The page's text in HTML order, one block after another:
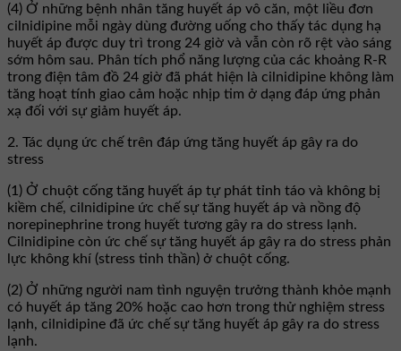
(4) Ở những bệnh nhân tăng huyết áp vô căn, một liều đơn
cilnidipine mỗi ngày dùng đường uống cho thấy tác dụng hạ
huyết áp được duy trì trong 24 giờ và vẫn còn rõ rệt vào sáng
sớm hôm sau. Phân tích phổ năng lượng của các khoảng R-R
trong điện tâm đồ 24 giờ đã phát hiện là cilnidipine không làm
tăng hoạt tính giao cảm hoặc nhịp tim ở dạng đáp ứng phản
xạ đối với sự giảm huyết áp.
2. Tác dụng ức chế trên đáp ứng tăng huyết áp gây ra do
stress
(1) Ở chuột cống tăng huyết áp tự phát tỉnh táo và không bị
kiềm chế, cilnidipine ức chế sự tăng huyết áp và nồng độ
norepinephrine trong huyết tương gây ra do stress lạnh.
Cilnidipine còn ức chế sự tăng huyết áp gây ra do stress phản
lực không khí (stress tinh thần) ở chuột cống.
(2) Ở những người nam tình nguyện trưởng thành khỏe mạnh
có huyết áp tăng 20% hoặc cao hơn trong thử nghiệm stress
lạnh, cilnidipine đã ức chế sự tăng huyết áp gây ra do stress
lạnh.